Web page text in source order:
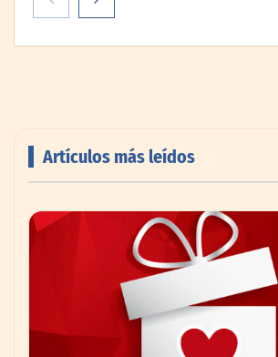
AMANAC celebra su 39
impulsando la colaboración en
Artículos más leídos